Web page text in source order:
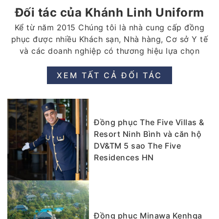
hợp đồng → may mẫu → giao hàng nhanh.
Miễn phí thiết kế theo yêu cầu, chiết khấu
cho đơn vị đặt hàng số lượng lớn.
Nhận đặt hàng số lượng không giới hạn.
86 Lê Trọng Tấn, Thanh Xuân, Hà Nội
Hotline:0965585368
Email: dongphuckhanhlinh@gmail.com
Đối tác của Khánh Linh Uniform
Kể từ năm 2015 Chúng tôi là nhà cung cấp đồng
phục được nhiều Khách sạn, Nhà hàng, Cơ sở Y tế
và các doanh nghiệp có thương hiệu lựa chọn
XEM TẤT CẢ ĐỐI TÁC
Đồng phục The Five Villas &
Resort Ninh Bình và căn hộ
DV&TM 5 sao The Five
Residences HN
Đồng phục Minawa Kenhga